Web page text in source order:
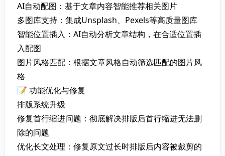
AI自动配图：基于文章内容智能推荐相关图片
多图库支持：集成Unsplash、Pexels等高质量图库
智能位置插入：AI自动分析文章结构，在合适位置插
入配图
图片风格匹配：根据文章风格自动筛选匹配的图片风
格
📝 功能优化与修复
排版系统升级
修复首行缩进问题：彻底解决排版后首行缩进无法删
除的问题
优化长文处理：修复原文过长时排版后内容被裁剪的